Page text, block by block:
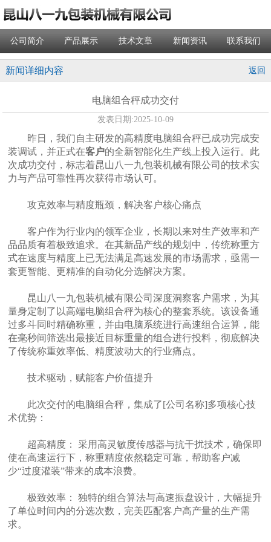
公司简介 产品展示 技术文章 新闻资讯 联系我们
新闻详细内容 返回
电脑组合秤成功交付
发表日期:2025-10-09
昨日，我们自主研发的高精度电脑组合秤已成功完成安
装调试，并正式在客户的全新智能化生产线上投入运行。此
次成功交付，标志着昆山八一九包装机械有限公司的技术实
力与产品可靠性再次获得市场认可。
攻克效率与精度瓶颈，解决客户核心痛点
客户作为行业内的领军企业，长期以来对生产效率和产
品品质有着极致追求。在其新品产线的规划中，传统称重方
式在速度与精度上已无法满足高速发展的市场需求，亟需一
套更智能、更精准的自动化分选解决方案。
昆山八一九包装机械有限公司深度洞察客户需求，为其
量身定制了以高端电脑组合秤为核心的整套系统。该设备通
过多斗同时精确称重，并由电脑系统进行高速组合运算，能
在毫秒间筛选出最接近目标重量的组合进行投料，彻底解决
了传统称重效率低、精度波动大的行业痛点。
技术驱动，赋能客户价值提升
此次交付的电脑组合秤，集成了[公司名称]多项核心技
术优势：
超高精度： 采用高灵敏度传感器与抗干扰技术，确保即
使在高速运行下，称重精度依然稳定可靠，帮助客户减
少“过度灌装”带来的成本浪费。
极致效率： 独特的组合算法与高速振盘设计，大幅提升
了单位时间内的分选次数，完美匹配客户高产量的生产需
求。